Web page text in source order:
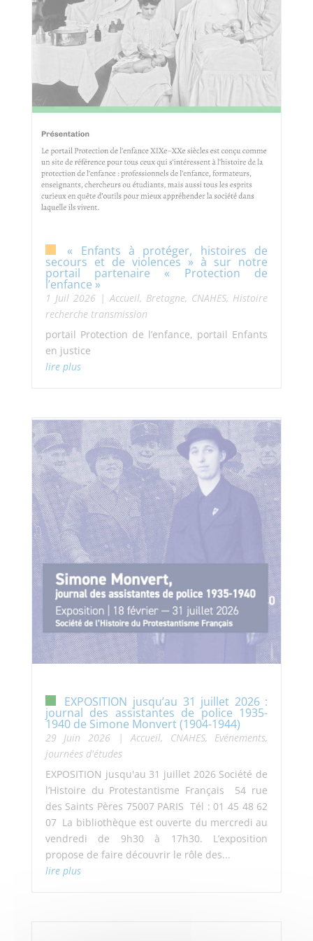
« Enfants à protéger, histoires de
secours et de violences » à sur notre
portail partenaire « Protection de
l’enfance »
1 Juil 2026|Accueil, Bretagne, CNAHES, Histoire
recherche transmission
portail Protection de l’enfance, portail Enfants
en justice
lire plus
EXPOSITION jusqu’au 31 juillet 2026 :
journal des assistantes de police 1935-
1940 de Simone Monvert (1904-1944)
29 Juin 2026|Accueil, CNAHES, Evénements,
journées d'études
EXPOSITION jusqu'au 31 juillet 2026 Société de
l’Histoire du Protestantisme Français 54 rue
des Saints Pères 75007 PARIS Tél : 01 45 48 62
07 La bibliothèque est ouverte du mercredi au
vendredi de 9h30 à 17h30. L’exposition
propose de faire découvrir le rôle des...
lire plus